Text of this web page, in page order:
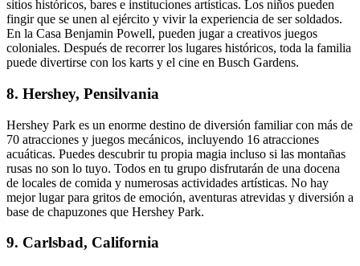
sitios históricos, bares e instituciones artísticas. Los niños pueden
fingir que se unen al ejército y vivir la experiencia de ser soldados.
En la Casa Benjamin Powell, pueden jugar a creativos juegos
coloniales. Después de recorrer los lugares históricos, toda la familia
puede divertirse con los karts y el cine en Busch Gardens.
8. Hershey, Pensilvania
Hershey Park es un enorme destino de diversión familiar con más de
70 atracciones y juegos mecánicos, incluyendo 16 atracciones
acuáticas. Puedes descubrir tu propia magia incluso si las montañas
rusas no son lo tuyo. Todos en tu grupo disfrutarán de una docena
de locales de comida y numerosas actividades artísticas. No hay
mejor lugar para gritos de emoción, aventuras atrevidas y diversión a
base de chapuzones que Hershey Park.
9. Carlsbad, California